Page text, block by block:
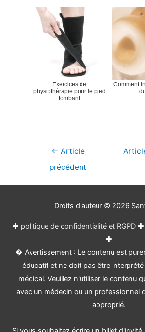
Exercices de
physiothérapie pour le pied
tombant
Comment
Navigation
← Article
précédent
Droits d'auteur © 2026
✚ politique de confidentialité et RGPD✚
✚
� Avertissement : Le contenu est
éducatif et ne doit pas être
médical. Veuillez n'utiliser le contenu
avec un médecin ou un professionnel
approprié.